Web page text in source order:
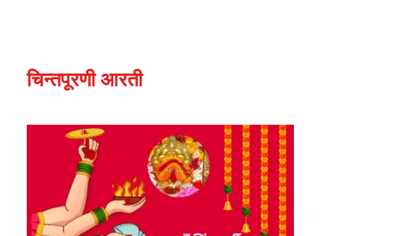
चिन्तपूरणी आरती